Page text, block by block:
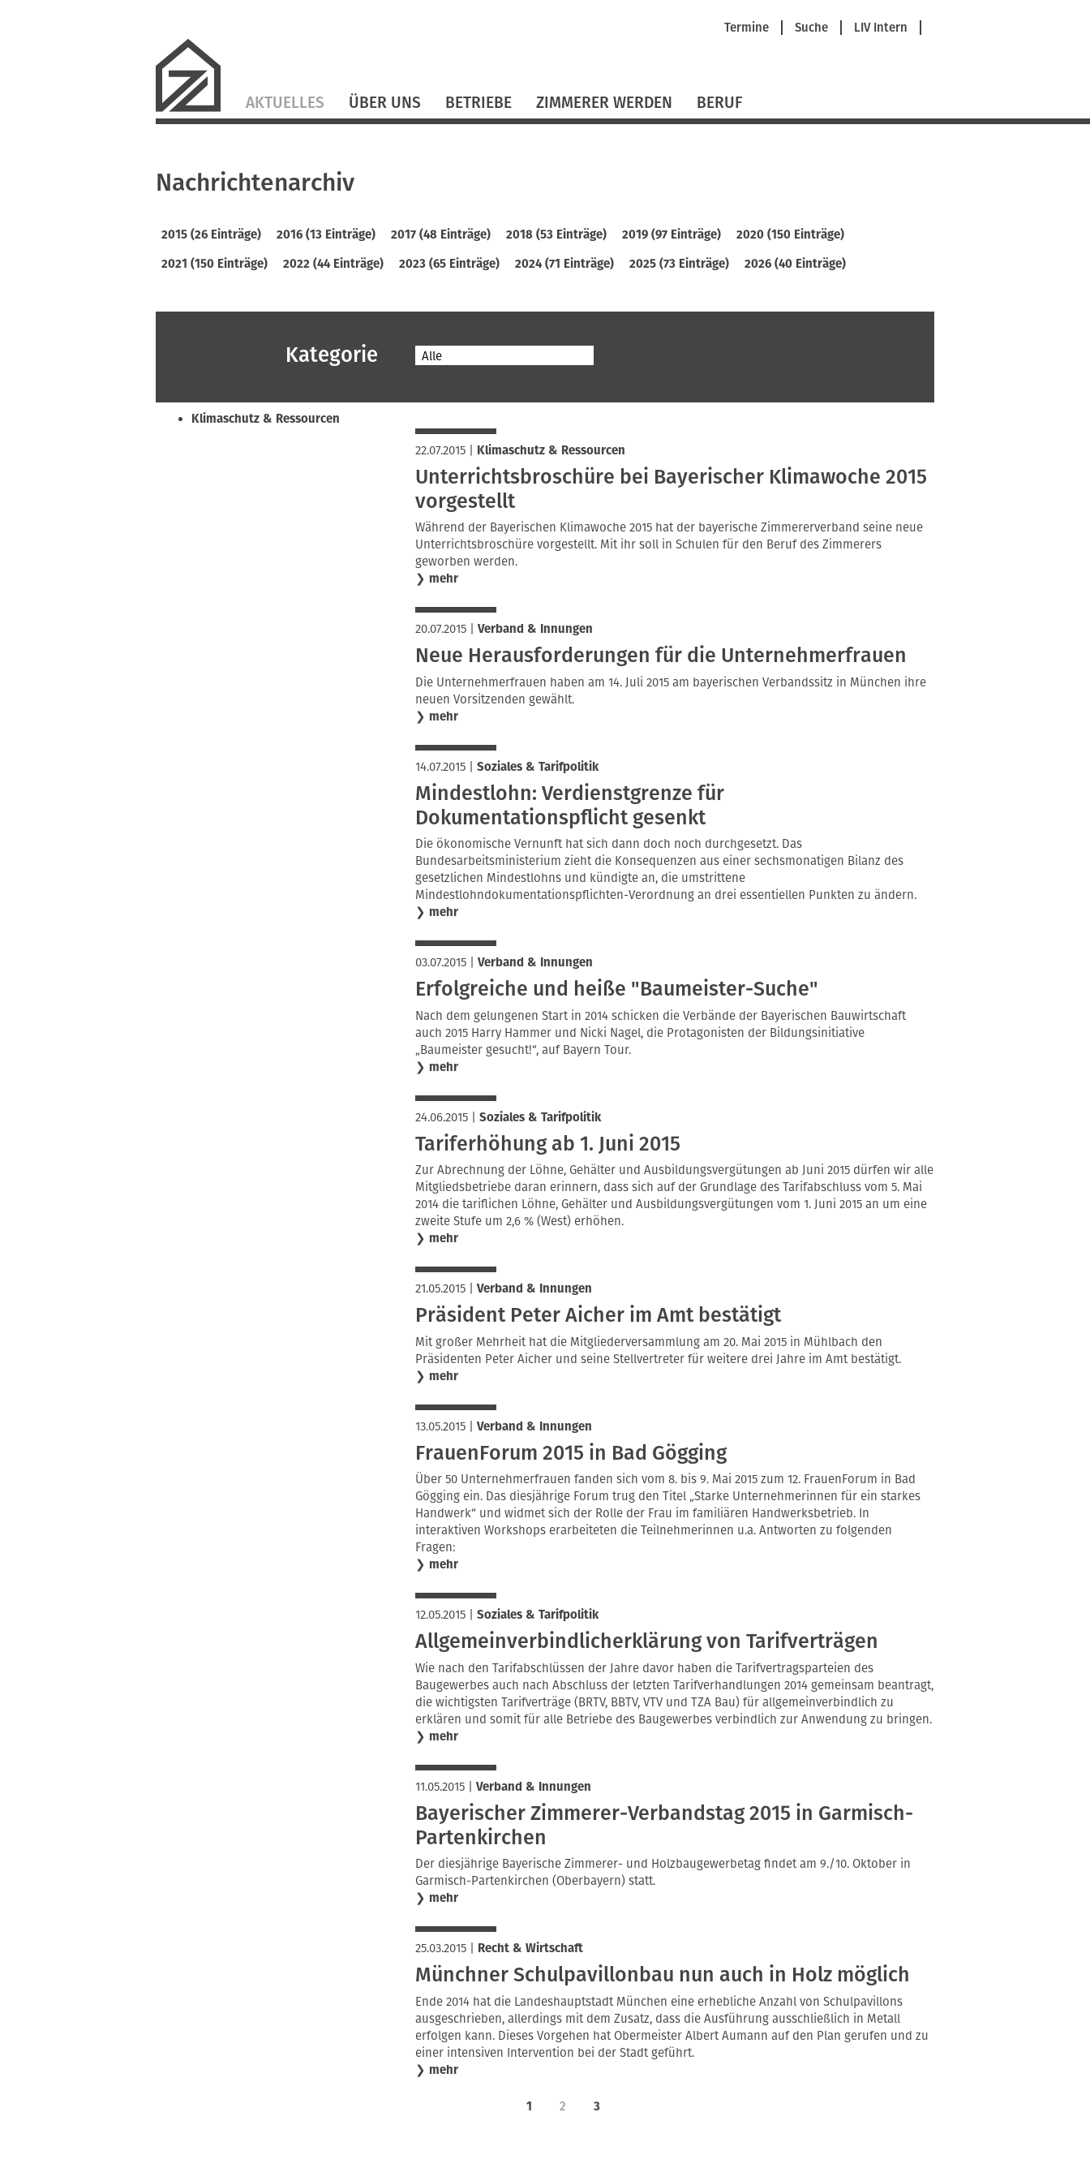
Navigation
Termine Suche LIV Intern
überspringen
AKTUELLES ÜBER UNS BETRIEBE ZIMMERER WERDEN BERUF
Nachrichtenarchiv
2015 (26 Einträge) 2016 (13 Einträge) 2017 (48 Einträge) 2018 (53 Einträge) 2019 (97 Einträge)
2020 (150 Einträge)
2021 (150 Einträge)
2022 (44 Einträge) 2023 (65 Einträge) 2024 (71 Einträge) 2025 (73 Einträge) 2026 (40 Einträge)
Kategorie Alle
Klimaschutz & Ressourcen
22.07.2015| Klimaschutz & Ressourcen
Unterrichtsbroschüre bei Bayerischer Klimawoche 2015
vorgestellt
Während der Bayerischen Klimawoche 2015 hat der bayerische Zimmererverband seine neue
Unterrichtsbroschüre vorgestellt. Mit ihr soll in Schulen für den Beruf des Zimmerers
geworben werden.
❯ mehr
20.07.2015| Verband & Innungen
Neue Herausforderungen für die Unternehmerfrauen
Die Unternehmerfrauen haben am 14. Juli 2015 am bayerischen Verbandssitz in München ihre
neuen Vorsitzenden gewählt.
❯ mehr
14.07.2015| Soziales & Tarifpolitik
Mindestlohn: Verdienstgrenze für
Dokumentationspflicht gesenkt
Die ökonomische Vernunft hat sich dann doch noch durchgesetzt. Das
Bundesarbeitsministerium zieht die Konsequenzen aus einer sechsmonatigen Bilanz des
gesetzlichen Mindestlohns und kündigte an, die umstrittene
Mindestlohndokumentationspflichten-Verordnung an drei essentiellen Punkten zu ändern.
❯ mehr
03.07.2015| Verband & Innungen
Erfolgreiche und heiße "Baumeister-Suche"
Nach dem gelungenen Start in 2014 schicken die Verbände der Bayerischen Bauwirtschaft
auch 2015 Harry Hammer und Nicki Nagel, die Protagonisten der Bildungsinitiative
„Baumeister gesucht!“, auf Bayern Tour.
❯ mehr
24.06.2015| Soziales & Tarifpolitik
Tariferhöhung ab 1. Juni 2015
Zur Abrechnung der Löhne, Gehälter und Ausbildungsvergütungen ab Juni 2015 dürfen wir alle
Mitgliedsbetriebe daran erinnern, dass sich auf der Grundlage des Tarifabschluss vom 5. Mai
2014 die tariflichen Löhne, Gehälter und Ausbildungsvergütungen vom 1. Juni 2015 an um eine
zweite Stufe um 2,6 % (West) erhöhen.
❯ mehr
21.05.2015| Verband & Innungen
Präsident Peter Aicher im Amt bestätigt
Mit großer Mehrheit hat die Mitgliederversammlung am 20. Mai 2015 in Mühlbach den
Präsidenten Peter Aicher und seine Stellvertreter für weitere drei Jahre im Amt bestätigt.
❯ mehr
13.05.2015| Verband & Innungen
FrauenForum 2015 in Bad Gögging
Über 50 Unternehmerfrauen fanden sich vom 8. bis 9. Mai 2015 zum 12. FrauenForum in Bad
Gögging ein. Das diesjährige Forum trug den Titel „Starke Unternehmerinnen für ein starkes
Handwerk“ und widmet sich der Rolle der Frau im familiären Handwerksbetrieb. In
interaktiven Workshops erarbeiteten die Teilnehmerinnen u.a. Antworten zu folgenden
Fragen:
❯ mehr
12.05.2015| Soziales & Tarifpolitik
Allgemeinverbindlicherklärung von Tarifverträgen
Wie nach den Tarifabschlüssen der Jahre davor haben die Tarifvertragsparteien des
Baugewerbes auch nach Abschluss der letzten Tarifverhandlungen 2014 gemeinsam beantragt,
die wichtigsten Tarifverträge (BRTV, BBTV, VTV und TZA Bau) für allgemeinverbindlich zu
erklären und somit für alle Betriebe des Baugewerbes verbindlich zur Anwendung zu bringen.
❯ mehr
11.05.2015| Verband & Innungen
Bayerischer Zimmerer-Verbandstag 2015 in Garmisch-
Partenkirchen
Der diesjährige Bayerische Zimmerer- und Holzbaugewerbetag findet am 9./10. Oktober in
Garmisch-Partenkirchen (Oberbayern) statt.
❯ mehr
25.03.2015| Recht & Wirtschaft
Münchner Schulpavillonbau nun auch in Holz möglich
Ende 2014 hat die Landeshauptstadt München eine erhebliche Anzahl von Schulpavillons
ausgeschrieben, allerdings mit dem Zusatz, dass die Ausführung ausschließlich in Metall
erfolgen kann. Dieses Vorgehen hat Obermeister Albert Aumann auf den Plan gerufen und zu
einer intensiven Intervention bei der Stadt geführt.
❯ mehr
1 2 3